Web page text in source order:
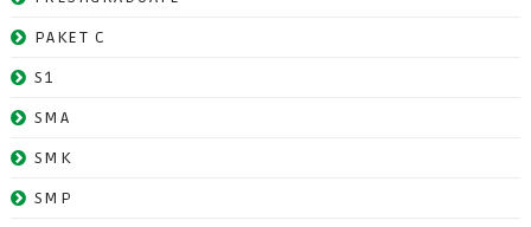
PAKET C
S1
SMA
SMK
SMP